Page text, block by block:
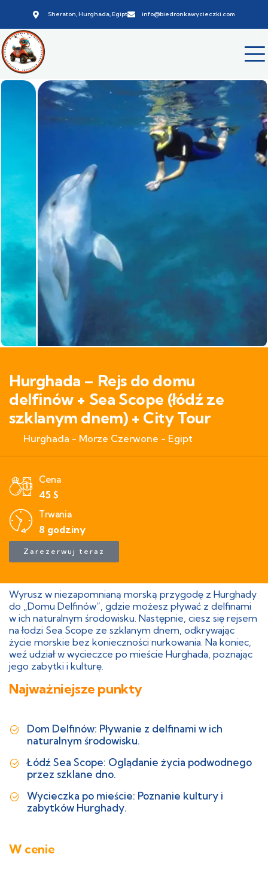
Sheraton, Hurghada, Egipt info@biedronkawycieczki.com
Hurghada – Rejs do domu
delfinów + Sea Scope (łódź ze
szklanym dnem) + City Tour
Hurghada - Morze Czerwone - Egipt
Cena
45 $
Trwania
8 godziny
Zarezerwuj teraz
Wyrusz w niezapomnianą morską przygodę z Hurghady
do „Domu Delfinów”, gdzie możesz pływać z delfinami
w ich naturalnym środowisku. Następnie, ciesz się rejsem
na łodzi Sea Scope ze szklanym dnem, odkrywając
życie morskie bez konieczności nurkowania. Na koniec,
weź udział w wycieczce po mieście Hurghada, poznając
jego zabytki i kulturę.
Najważniejsze punkty
Dom Delfinów: Pływanie z delfinami w ich
naturalnym środowisku.
Łódź Sea Scope: Oglądanie życia podwodnego
przez szklane dno.
Wycieczka po mieście: Poznanie kultury i
zabytków Hurghady.
W cenie